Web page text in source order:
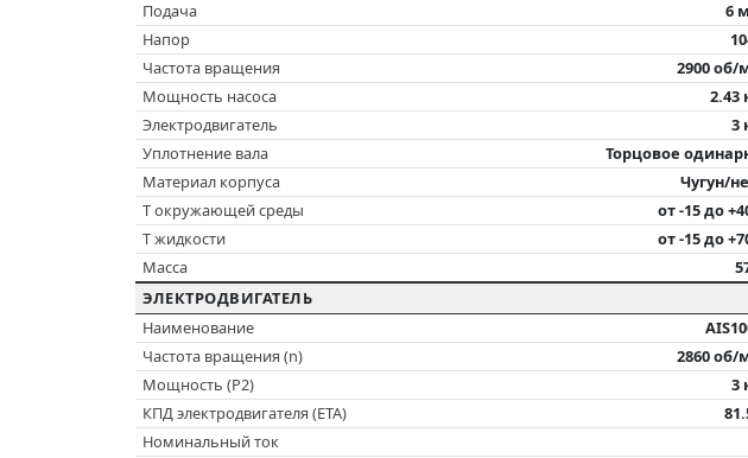
Подача
6
Напор
Частота вращения
2900 об/
Мощность насоса
2.43
Электродвигатель
3
Уплотнение вала
Торцовое
Материал корпуса
Чугун/
T окружающей среды
от -15 до
T жидкости
от -15 до
Масса
ЭЛЕКТРОДВИГАТЕЛЬ
Наименование
Частота вращения (n)
2860 об/
Мощность (P2)
3
КПД электродвигателя (ETA)
Номинальный ток